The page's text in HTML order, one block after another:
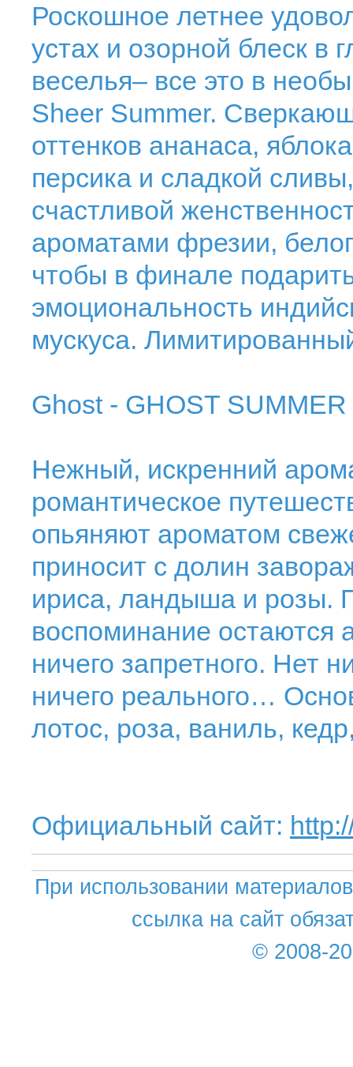
Роскошное летнее
устах и озорной блеск в
веселья– все это в
Sheer Summer.
оттенков ананаса,
персика и сладкой
счастливой
ароматами фрезии,
чтобы в финале
эмоциональность
мускуса.
Ghost - GHOST SUMMER
Нежный, искренний
романтическое
опьяняют ароматом
приносит с долин
ириса, ландыша и розы.
воспоминание остаются
ничего запретного. Нет
ничего реального…
лотос, роза, ваниль,
Официальный сайт:
При использовании
ссылка на сайт
© 2008-